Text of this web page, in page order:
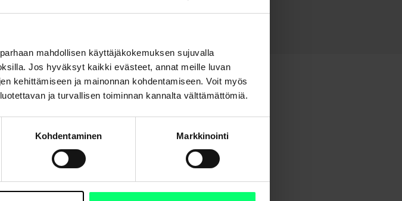
mahdollisen käyttäjäkokemuksen sujuvalla
Jos hyväksyt kaikki evästeet, annat meille luvan
kehittämiseen ja mainonnan kohdentamiseen. Voit myös
ja turvallisen toiminnan kannalta välttämättömiä.
Kohdentaminen Markkinointi